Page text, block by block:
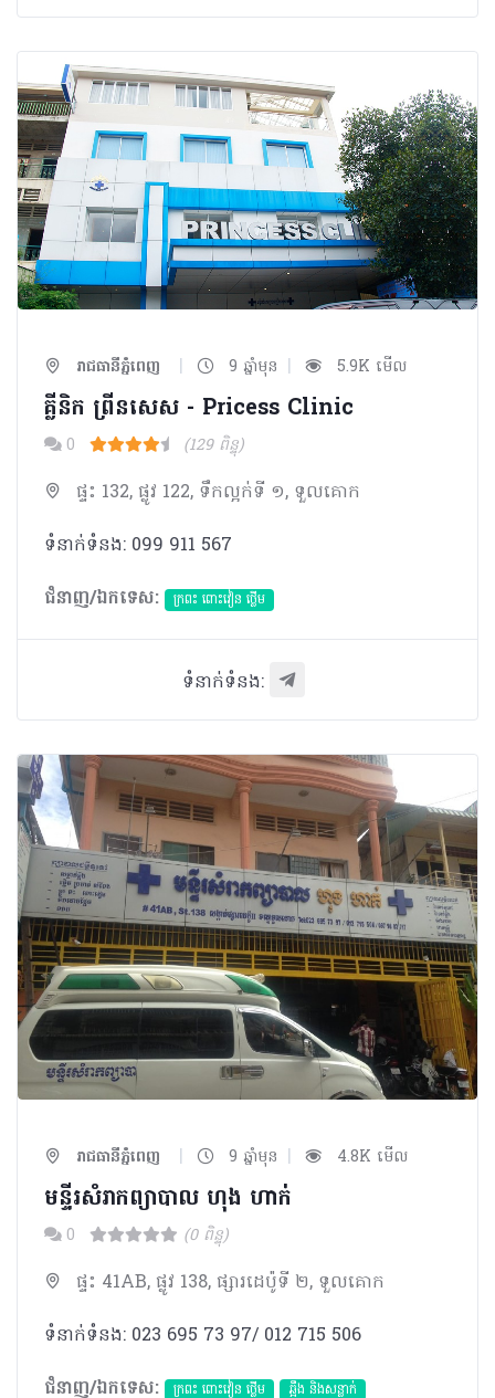
រាជធានីភ្នំពេញ | 9 ឆ្នាំមុន | 5.9K មើល
គ្លីនិក ព្រីនសេស - Pricess Clinic
0 (129 ពិន្ទុ)
ផ្ទះ 132, ផ្លូវ 122, ទឹកល្អក់ទី ១, ទួលគោក
ទំនាក់ទំនង: 099 911 567
ជំនាញ/ឯកទេស:
ក្រពះ ពោះវៀន ថ្លើម
ទំនាក់ទំនង:
រាជធានីភ្នំពេញ | 9 ឆ្នាំមុន | 4.8K មើល
មន្ទីរសំរាកព្យាបាល ហុង ហាក់
0 (0 ពិន្ទុ)
ផ្ទះ 41AB, ផ្លូវ 138, ផ្សារដេប៉ូទី ២, ទួលគោក
ទំនាក់ទំនង: 023 695 73 97/ 012 715 506
ជំនាញ/ឯកទេស:
ក្រពះ ពោះវៀន ថ្លើម ឆ្អឹង និងសន្លាក់